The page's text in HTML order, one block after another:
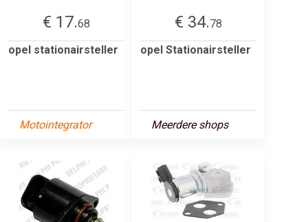
€ 17.68
opel stationairsteller
Motointegrator
€ 34.78
opel Stationairsteller
Meerdere shops